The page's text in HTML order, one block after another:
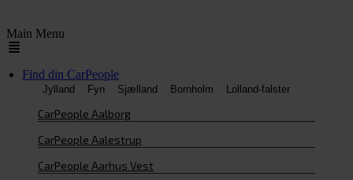
Main Menu
Find din CarPeople
Jylland Fyn Sjælland Bornholm Lolland-falster
CarPeople Aalborg
CarPeople Aalestrup
CarPeople Aarhus Vest